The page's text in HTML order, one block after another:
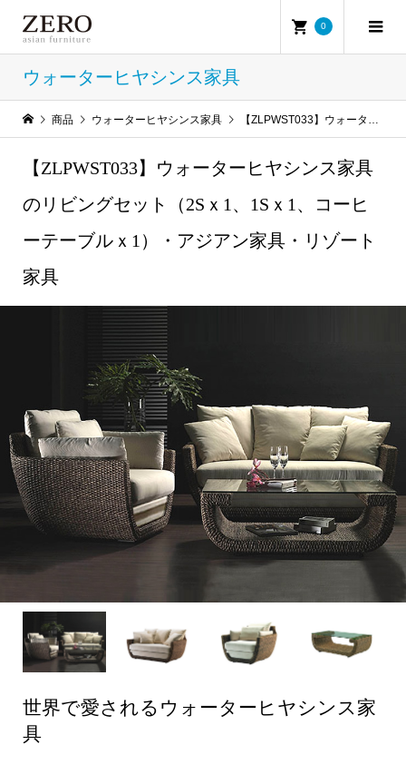
0
ウォーターヒヤシンス家具
商品 ウォーターヒヤシンス家具 【ZLPWST033】ウォーターヒヤシンス家具のリビングセット（2Sｘ1、1Sｘ1、コーヒーテーブルｘ1）・アジアン家具・リゾート家具
【ZLPWST033】ウォーターヒヤシンス家具
のリビングセット（2Sｘ1、1Sｘ1、コーヒ
ーテーブルｘ1）・アジアン家具・リゾート
家具
世界で愛されるウォーターヒヤシンス家
具